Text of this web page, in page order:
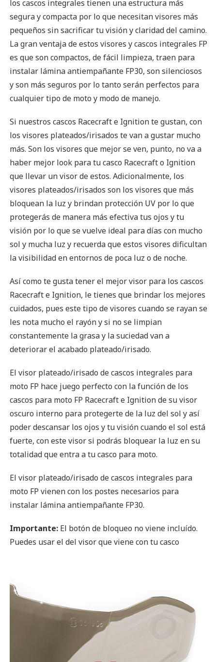
los cascos integrales tienen una estructura más
segura y compacta por lo que necesitan visores más
pequeños sin sacrificar tu visión y claridad del camino.
La gran ventaja de estos visores y cascos integrales FP
es que son compactos, de fácil limpieza, traen para
instalar lámina antiempañante FP30, son silenciosos
y son más seguros por lo tanto serán perfectos para
cualquier tipo de moto y modo de manejo.
Si nuestros cascos Racecraft e Ignition te gustan, con
los visores plateados/irisados te van a gustar mucho
más. Son los visores que mejor se ven, punto, no va a
haber mejor look para tu casco Racecraft o Ignition
que llevar un visor de estos. Adicionalmente, los
visores plateados/irisados son los visores que más
bloquean la luz y brindan protección UV por lo que
protegerás de manera más efectiva tus ojos y tu
visión por lo que se vuelve ideal para días con mucho
sol y mucha luz y recuerda que estos visores dificultan
la visibilidad en entornos de poca luz o de noche.
Así como te gusta tener el mejor visor para los cascos
Racecraft e Ignition, le tienes que brindar los mejores
cuidados, pues este tipo de visores cuando se rayan se
les nota mucho el rayón y si no se limpian
constantemente la grasa y la suciedad van a
deteriorar el acabado plateado/irisado.
El visor plateado/irisado de cascos integrales para
moto FP hace juego perfecto con la función de los
cascos para moto FP Racecraft e Ignition de su visor
oscuro interno para protegerte de la luz del sol y así
poder descansar los ojos y tu visión cuando el sol está
fuerte, con este visor si podrás bloquear la luz en su
totalidad que entra a tu casco para moto.
El visor plateado/irisado de cascos integrales para
moto FP vienen con los postes necesarios para
instalar lámina antiempañante FP30.
Importante: El botón de bloqueo no viene incluído.
Puedes usar el del visor que viene con tu casco